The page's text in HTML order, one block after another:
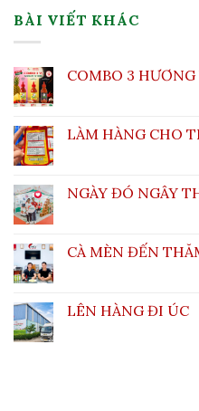
BÀI VIẾT KHÁC
COMBO 3 HƯƠNG
LÀM HÀNG CHO
NGÀY ĐÓ NGÂY
CÀ MÈN ĐẾN
LÊN HÀNG ĐI ÚC